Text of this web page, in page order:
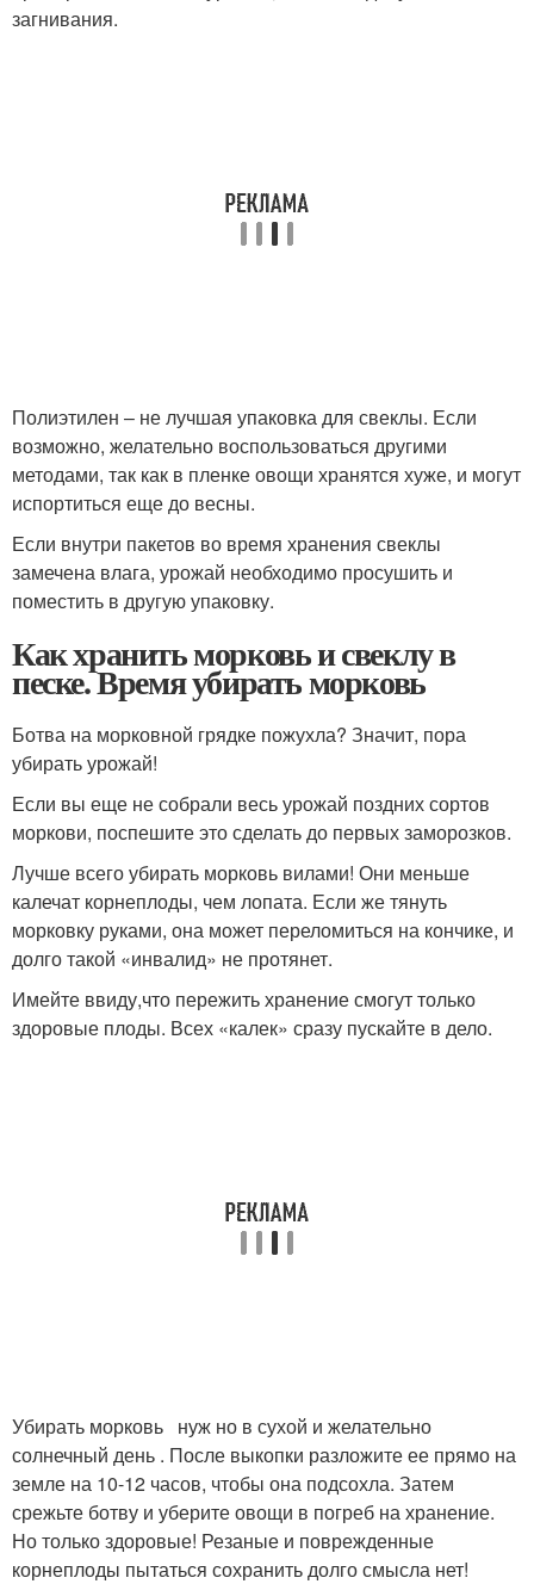
загнивания.
Полиэтилен – не лучшая упаковка для свеклы. Если
возможно, желательно воспользоваться другими
методами, так как в пленке овощи хранятся хуже, и могут
испортиться еще до весны.
Если внутри пакетов во время хранения свеклы
замечена влага, урожай необходимо просушить и
поместить в другую упаковку.
Как хранить морковь и свеклу в
песке. Время убирать морковь
Ботва на морковной грядке пожухла? Значит, пора
убирать урожай!
Если вы еще не собрали весь урожай поздних сортов
моркови, поспешите это сделать до первых заморозков.
Лучше всего убирать морковь вилами! Они меньше
калечат корнеплоды, чем лопата. Если же тянуть
морковку руками, она может переломиться на кончике, и
долго такой «инвалид» не протянет.
Имейте ввиду,что пережить хранение смогут только
здоровые плоды. Всех «калек» сразу пускайте в дело.
Убирать морковь нуж но в сухой и желательно
солнечный день . После выкопки разложите ее прямо на
земле на 10-12 часов, чтобы она подсохла. Затем
срежьте ботву и уберите овощи в погреб на хранение.
Но только здоровые! Резаные и поврежденные
корнеплоды пытаться сохранить долго смысла нет!